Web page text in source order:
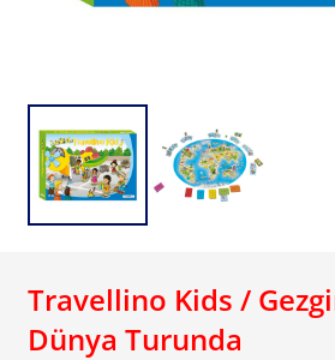
Travellino Kids /
Dünya Turunda